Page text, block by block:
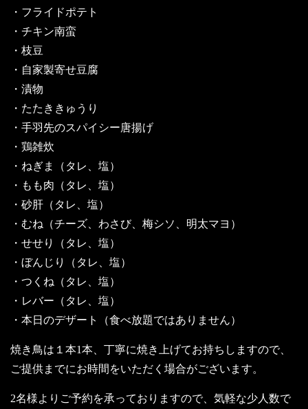
・フライドポテト
・チキン南蛮
・枝豆
・自家製寄せ豆腐
・漬物
・たたききゅうり
・手羽先のスパイシー唐揚げ
・鶏雑炊
・ねぎま（タレ、塩）
・もも肉（タレ、塩）
・砂肝（タレ、塩）
・むね（チーズ、わさび、梅シソ、明太マヨ）
・せせり（タレ、塩）
・ぼんじり（タレ、塩）
・つくね（タレ、塩）
・レバー（タレ、塩）
・本日のデザート（食べ放題ではありません）
焼き鳥は１本1本、丁寧に焼き上げてお持ちしますので、
ご提供までにお時間をいただく場合がございます。
2名様よりご予約を承っておりますので、気軽な少人数で